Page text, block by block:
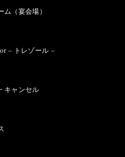
（宴会場）
– トレゾール –
キャンセル